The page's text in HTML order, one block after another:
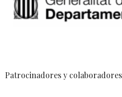
Patrocinadores y